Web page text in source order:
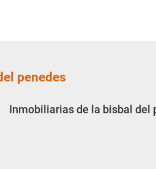
penedes
Inmobiliarias de la bisbal del